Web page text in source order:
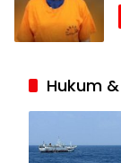
Hukum